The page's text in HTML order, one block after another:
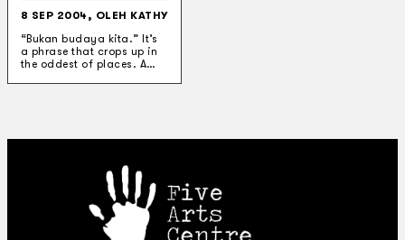
8 SEP 2004, OLEH KATHY
“Bukan budaya kita.” It’s
a phrase that crops up in
the oddest of places. A…